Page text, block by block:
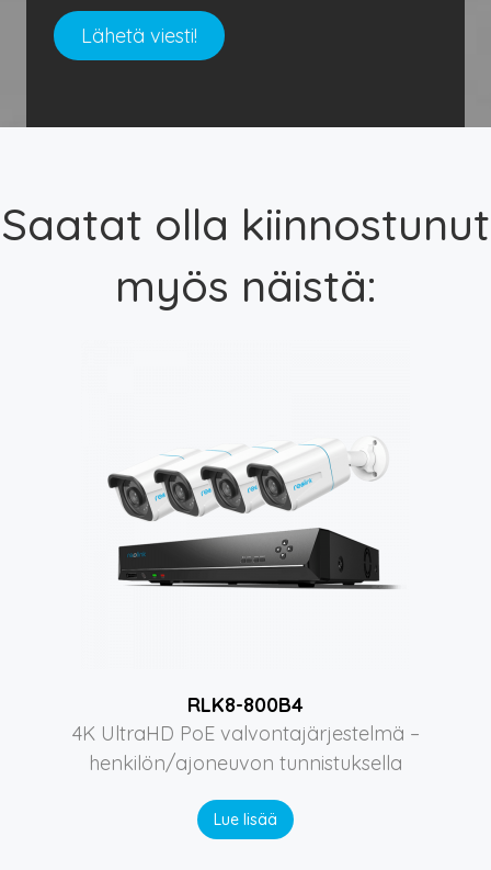
Saatat olla kiinnostunut
myös näistä:
RLK8-800B4
4K UltraHD PoE valvontajärjestelmä –
henkilön/ajoneuvon tunnistuksella
Lue lisää